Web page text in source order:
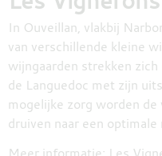
In Ouveillan, vlakbij
van verschillende kleine
wijngaarden strekken
de Languedoc met zijn
mogelijke zorg worden
druiven naar een